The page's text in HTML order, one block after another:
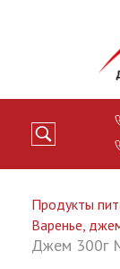
Продукты
Варенье,
Джем 300г